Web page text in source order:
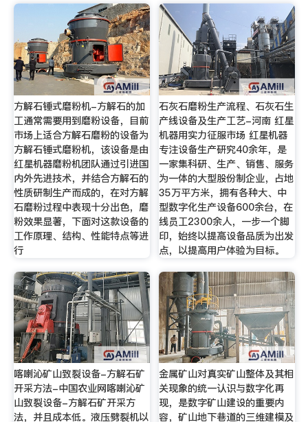
方解石锤式磨粉机-方解石的加
工通常需要用到磨粉设备，目前
市场上适合方解石磨粉的设备为
方解石锤式磨粉机，该设备是由
红星机器磨粉机团队通过引进国
内外先进技术，并结合方解石的
性质研制生产而成的，在对方解
石磨粉过程中表现十分出色，磨
粉效果显著，下面对这款设备的
工作原理、结构、性能特点等进
行
石灰石磨粉生产流程、石灰石生
产线设备及生产工艺-河南 红星
机器用实力征服市场 红星机器
专注设备生产研究40余年，是
一家集科研、生产、销售、服务
为一体的大型股份制企业，占地
35万平方米，拥有各种大、中
型数字化生产设备600余台，在
线员工2300余人，一步一个脚
印，始终以提高设备品质为出发
点，以提高用户体验为目标。
喀喇沁矿山致裂设备-方解石矿
开采方法-中国农业网喀喇沁矿
山致裂设备-方解石矿开采方
法，并且成本低。液压劈裂机以
金属矿山对真实矿山整体及其相
关现象的统一认识与数字化再
现，是数字矿山建设的重要内
容，矿山地下巷道的三维建模及